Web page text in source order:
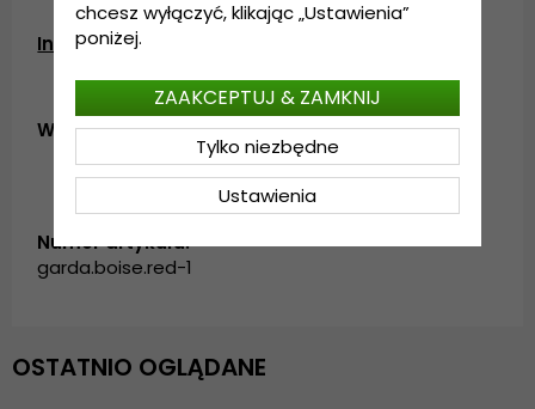
Informacje szczegółowe
Wyprodukowano w Chinach.
Wykonanie:100 % wełna.
Numer artykułu:
garda.boise.red-1
OSTATNIO OGLĄDANE
chcesz wyłączyć, klikając „Ustawienia”
poniżej.
Ustawienia
Tylko niezbędne
ZAAKCEPTUJ & ZAMKNIJ